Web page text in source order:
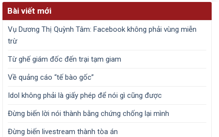
Bài viết mới
Vụ Dương Thị Quỳnh Tâm: Facebook không phải vùng miễn
trừ
Từ ghế giám đốc đến trại tạm giam
Về quảng cáo “tế bào gốc”
Idol không phải là giấy phép để nói gì cũng được
Đừng biến lời nói thành bằng chứng chống lại mình
Đừng biến livestream thành tòa án